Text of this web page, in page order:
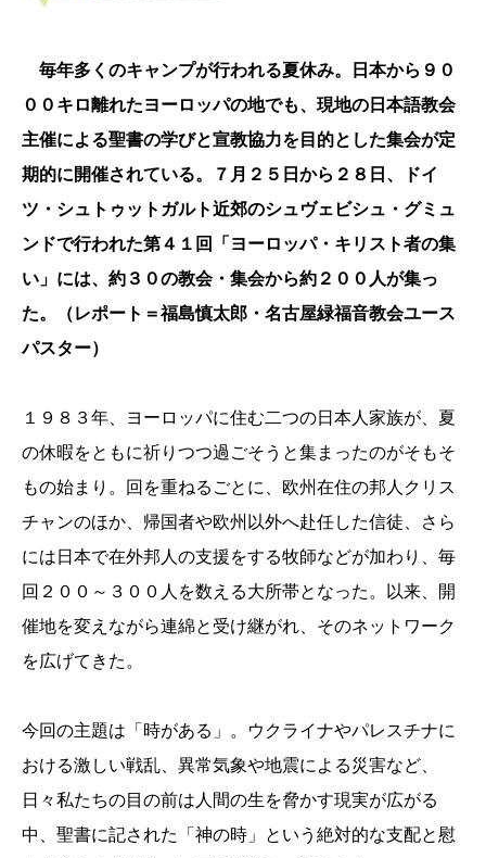
毎年多くのキャンプが行われる夏休み。日本から９０
００キロ離れたヨーロッパの地でも、現地の日本語教会
主催による聖書の学びと宣教協力を目的とした集会が定
期的に開催されている。７月２５日から２８日、ドイ
ツ・シュトゥ ットガルト近郊のシュヴェビシュ・グミュ
ンドで行われた第４１回「ヨーロッパ・キリスト者の集
い」には、約３０の教会・集会から約２００人が集っ
た。（レポート＝福島慎太郎・名古屋緑福音教会ユース
パスター）
１９８３年、ヨーロッパに住む二つの日本人家族が、夏
の休暇をともに祈りつつ過ごそうと集まったのがそもそ
もの始まり。回を重ねるごとに、欧州在住の邦人クリス
チャンのほか、帰国者や欧州以外へ赴任した信徒、さら
には日本で在外邦人の支援をする牧師などが加わり、毎
回２００～３００人を数える大所帯となった。以来、開
催地を変えながら連綿と受け継がれ、そのネットワーク
を広げてきた。
今回の主題は「時がある」。ウクライナやパレスチナに
おける激しい戦乱、異常気象や地震による災害など、
日々私たちの目の前は人間の生を脅かす現実が広がる
中、聖書に記された「神の時」という絶対的な支配と慰